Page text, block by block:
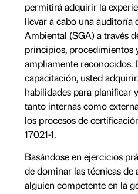
permitirá adquirir la
llevar a cabo una auditoría
Ambiental (SGA) a través
principios, procedimientos
ampliamente reconocidos.
capacitación, usted
habilidades para planificar
tanto internas como
los procesos de
17021-1.
Basándose en ejercicios
de dominar las técnicas de
alguien competente en la